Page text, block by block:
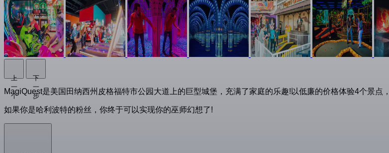
上
一
个
下
一
步
MagiQuest是美国田纳西州皮格福特市公园大道上的巨型城堡，充满了家庭的乐趣!以低廉的价格体验4个景点
如果你是哈利波特的粉丝，你终于可以实现你的巫师幻想了!